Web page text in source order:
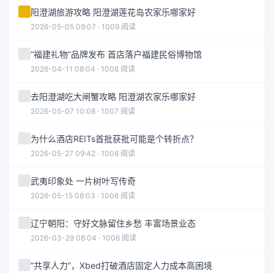
阳澄湖旅游攻略 阳澄湖莲花岛农家乐哪家好
2026-05-05 09:07 · 1009 阅读
“福建礼物”品牌发布 首店落户福建民俗博物馆
2026-04-11 08:04 · 1008 阅读
去阳澄湖吃大闸蟹攻略 阳澄湖农家乐哪家好
2026-05-07 10:08 · 1007 阅读
为什么酒店REITs首批获批可能是个转折点？
2026-05-27 09:42 · 1006 阅读
武夷印象处 一片树叶写传奇
2026-05-15 08:03 · 1006 阅读
辽宁朝阳：守好文脉留住乡愁 丰富场景业态
2026-03-29 08:04 · 1006 阅读
“共享人力”，Xbed打破酒店固定人力成本高困境